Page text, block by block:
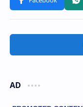
AD